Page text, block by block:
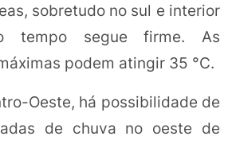
sobretudo no sul e interior
tempo segue firme. As
podem atingir 35 °C.
Oeste, há possibilidade de
de chuva no oeste de